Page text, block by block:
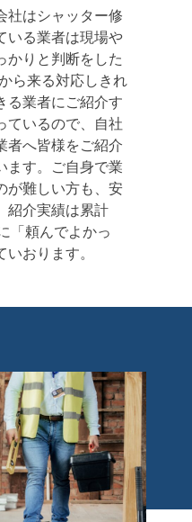
社はシャッター修
いる業者は現場や
かりと判断をした
ら来る対応しきれ
る業者にご紹介す
ているので、自社
者へ皆様をご紹介
ます。ご自身で業
が難しい方も、安
紹介実績は累計
「頼んでよかっ
おります。